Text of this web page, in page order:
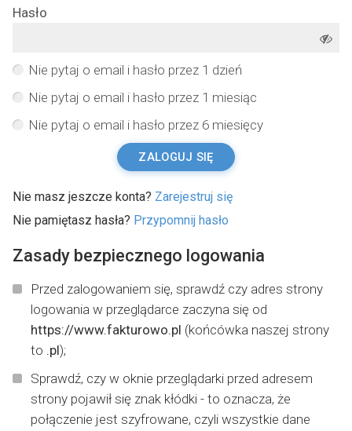
Hasło
Nie pytaj o email i hasło przez 1 dzień
Nie pytaj o email i hasło przez 1 miesiąc
Nie pytaj o email i hasło przez 6 miesięcy
ZALOGUJ SIĘ
Nie masz jeszcze konta? Zarejestruj się
Nie pamiętasz hasła? Przypomnij hasło
Zasady bezpiecznego logowania
Przed zalogowaniem się, sprawdź czy adres strony
logowania w przeglądarce zaczyna się od
https://www.fakturowo.pl (końcówka naszej strony
to .pl);
Sprawdź, czy w oknie przeglądarki przed adresem
strony pojawił się znak kłódki - to oznacza, że
połączenie jest szyfrowane, czyli wszystkie dane